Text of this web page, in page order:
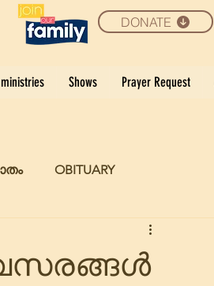
DONATE
Shows Prayer Request
OBITUARY